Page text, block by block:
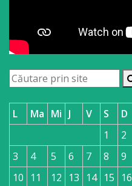
L Ma Mi J V S
D
1
2
3
4 5 6 7 8
9
10
11 12 13 14 15 16